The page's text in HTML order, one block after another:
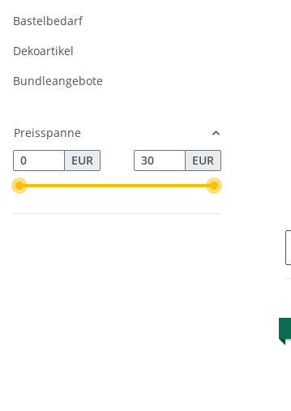
Bastelbedarf
Dekoartikel
Bundleangebote
Preisspanne
EUR
EUR